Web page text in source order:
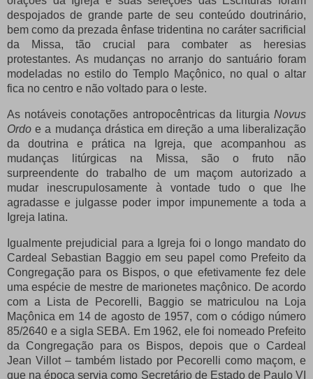
despojados de grande parte de seu conteúdo doutrinário,
bem como da prezada ênfase tridentina no caráter sacrificial
da Missa, tão crucial para combater as heresias
protestantes. As mudanças no arranjo do santuário foram
modeladas no estilo do Templo Maçônico, no qual o altar
fica no centro e não voltado para o leste.
As notáveis ​​conotações antropocêntricas da liturgia Novus
Ordo e a mudança drástica em direção a uma liberalização
da doutrina e prática na Igreja, que acompanhou as
mudanças litúrgicas na Missa, são o fruto não
surpreendente do trabalho de um maçom autorizado a
mudar inescrupulosamente à vontade tudo o que lhe
agradasse e julgasse poder impor impunemente a toda a
Igreja latina.
Igualmente prejudicial para a Igreja foi o longo mandato do
Cardeal Sebastian Baggio em seu papel como Prefeito da
Congregação para os Bispos, o que efetivamente fez dele
uma espécie de mestre de marionetes maçônico. De acordo
com a Lista de Pecorelli, Baggio se matriculou na Loja
Maçônica em 14 de agosto de 1957, com o código número
85/2640 e a sigla SEBA. Em 1962, ele foi nomeado Prefeito
da Congregação para os Bispos, depois que o Cardeal
Jean Villot – também listado por Pecorelli como maçom, e
que na época servia como Secretário de Estado de Paulo VI